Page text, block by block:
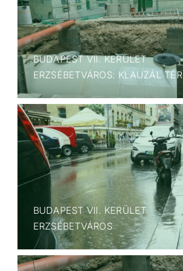
BUDAPEST VII. KERÜLET
ERZSÉBETVÁROS: KLAUZÁL TÉR
BUDAPEST VII. KERÜLET
ERZSÉBETVÁROS